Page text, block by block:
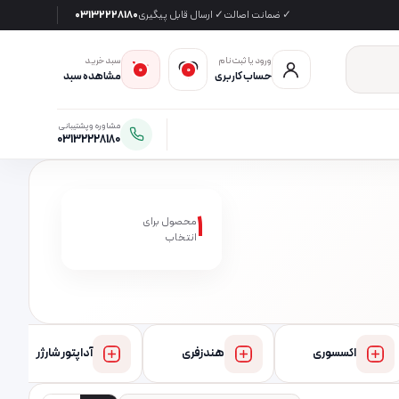
✓ ضمانت اصالت✓ ارسال قابل پیگیری03132228180
ورود یا ثبت‌نام
حساب کاربری 0
0
سبد خرید
مشاهده سبد
مشاوره و پشتیبانی
03132228180
1محصول برای
انتخاب
اکسسوری هندزفری آداپتور شارژر